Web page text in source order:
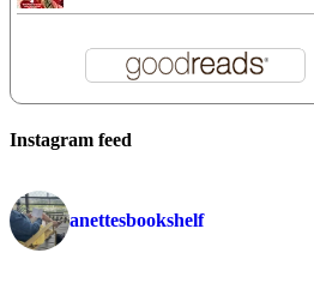
Instagram feed
anettesbookshelf